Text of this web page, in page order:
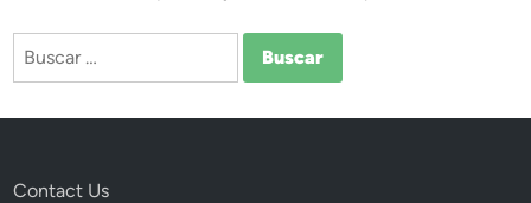
Buscar:
Contact Us